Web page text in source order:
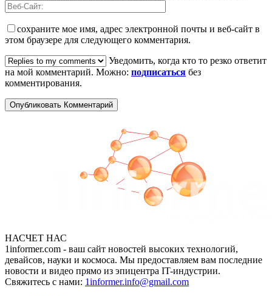
сохраните мое имя, адрес электронной почты и веб-сайт в
этом браузере для следующего комментария.
Уведомить, когда кто то резко ответит
на мой комментарий. Можно: подписаться без
комментирования.
НАСЧЕТ НАС
1informer.com - ваш сайт новостей высоких технологий,
девайсов, науки и космоса. Мы предоставляем вам последние
новости и видео прямо из эпицентра IT-индустрии.
Свяжитесь с нами: 1informer.info@gmail.com